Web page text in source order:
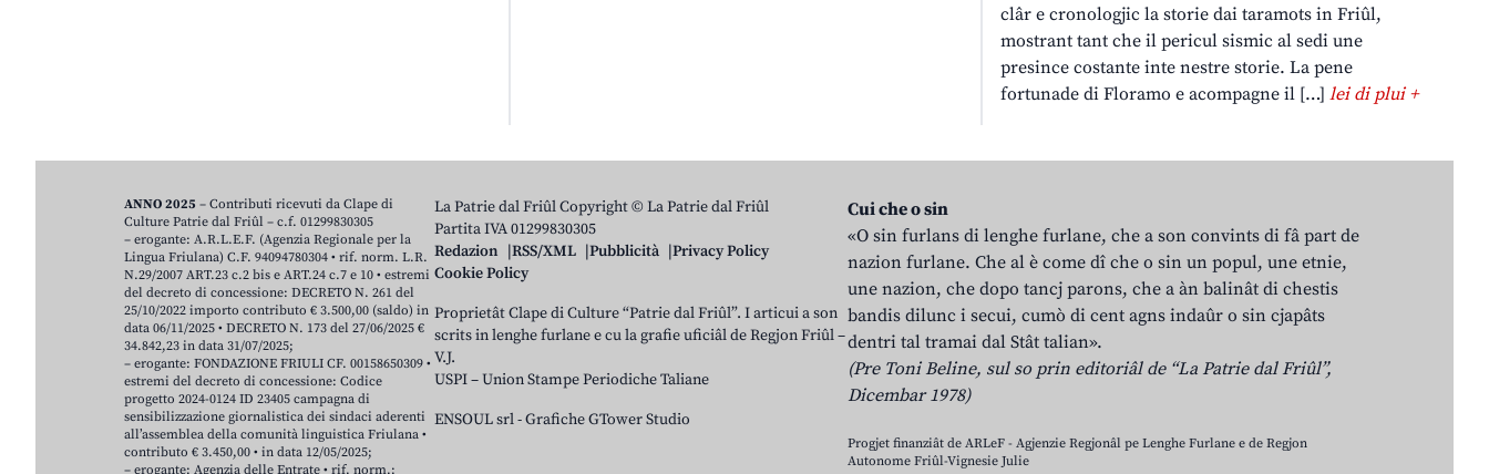
clâr e cronologjic la storie dai taramots in Friûl,
mostrant tant che il pericul sismic al sedi une
presince costante inte nestre storie. La pene
fortunade di Floramo e acompagne il […]lei di plui +
La Patrie dal Friûl Copyright © La Patrie dal Friûl
Partita IVA 01299830305
Redazion
RSS/XML Pubblicità
Privacy Policy
Cookie Policy
Proprietât Clape di Culture “Patrie dal Friûl”. I articui a son
scrits in lenghe furlane e cu la grafie uficiâl de Regjon Friûl –
V.J.
USPI – Union Stampe Periodiche Taliane
ENSOUL srl-Grafiche GTower Studio
Cui che o sin
«O sin furlans di lenghe furlane, che a son convints di fâ part de
nazion furlane. Che al è come dî che o sin un popul, une etnie,
une nazion, che dopo tancj parons, che a àn balinât di chestis
bandis dilunc i secui, cumò di cent agns indaûr o sin cjapâts
dentri tal tramai dal Stât talian».
(Pre Toni Beline, sul so prin editoriâl de “La Patrie dal Friûl”,
Dicembar 1978)
Progjet finanziât de ARLeF - Agjenzie Regjonâl pe Lenghe Furlane e de Regjon
Autonome Friûl-Vignesie Julie
ANNO 2025 – Contributi ricevuti da Clape di
Culture Patrie dal Friûl – c.f. 01299830305
– erogante: A.R.L.E.F. (Agenzia Regionale per la
Lingua Friulana) C.F. 94094780304 • rif. norm. L.R.
N.29/2007 ART.23 c.2 bis e ART.24 c.7 e 10 • estremi
del decreto di concessione: DECRETO N. 261 del
25/10/2022 importo contributo € 3.500,00 (saldo) in
data 06/11/2025 • DECRETO N. 173 del 27/06/2025 €
34.842,23 in data 31/07/2025;
– erogante: FONDAZIONE FRIULI CF. 00158650309 •
estremi del decreto di concessione: Codice
progetto 2024-0124 ID 23405 campagna di
sensibilizzazione giornalistica dei sindaci aderenti
all’assemblea della comunità linguistica Friulana •
contributo € 3.450,00 • in data 12/05/2025;
– erogante: Agenzia delle Entrate • rif. norm.: